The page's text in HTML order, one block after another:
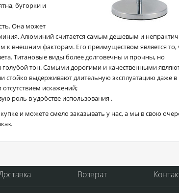
бугорки и
Она может
Алюминий считается самым дешевым и
к внешним факторам. Его преимуществом является то,
Титановые виды более долговечны и прочны, но
тон. Самыми дорогими и качественными
выдерживают длительную эксплуатацию даже в
искажений;
роль в удобстве использования .
и можете смело заказывать у нас, а мы в свою
Возврат